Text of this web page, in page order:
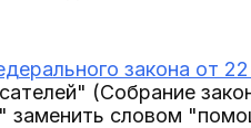
закона от
(Собрание
заменить словом